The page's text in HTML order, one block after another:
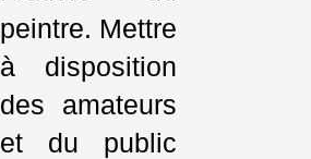
peintre. Mettre
à disposition
des amateurs
et du public